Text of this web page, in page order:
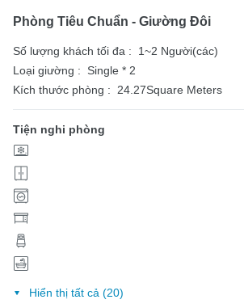
Phòng Tiêu Chuẩn - Giường Đôi
Số lượng khách tối đa :
1~2 Người(các)
Loại giường :
Single * 2
Kích thước phòng :
24.27Square Meters
Tiện nghi phòng
Hiển thị tất cả (20)